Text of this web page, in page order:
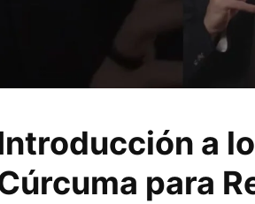
a
para